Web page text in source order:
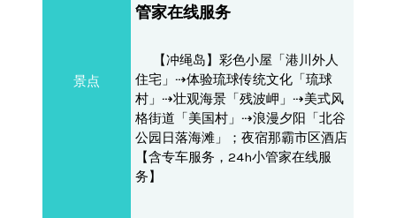
景点
管家在线服务
【冲绳岛】彩色小屋「港川外人
住宅」⇢体验琉球传统文化「琉球
村」⇢壮观海景「残波岬」⇢美式风
格街道「美国村」⇢浪漫夕阳「北谷
公园日落海滩」；夜宿那霸市区酒店
【含专车服务，24h小管家在线服
务】